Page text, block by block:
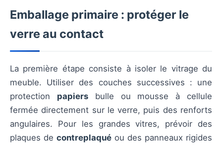
Emballage primaire : protéger le
verre au contact
La première étape consiste à isoler le vitrage du
meuble. Utiliser des couches successives : une
protection papiersbulle ou mousse à cellule
fermée directement sur le verre, puis des renforts
angulaires. Pour les grandes vitres, prévoir des
plaques de contreplaqué ou des panneaux rigides